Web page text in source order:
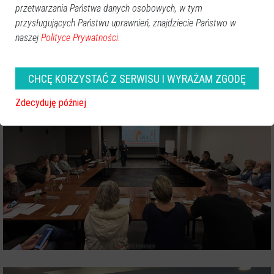
przetwarzania Państwa danych osobowych, w tym
przysługujących Państwu uprawnień, znajdziecie Państwo w
naszej Polityce Prywatności.
CHCĘ KORZYSTAĆ Z SERWISU I WYRAŻAM ZGODĘ
Zdecyduję później